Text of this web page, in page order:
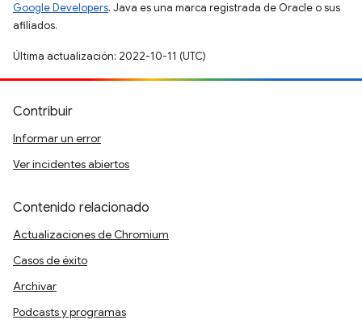
Google Developers. Java es una marca registrada de Oracle o sus
afiliados.
Última actualización: 2022-10-11 (UTC)
Contribuir
Informar un error
Ver incidentes abiertos
Contenido relacionado
Actualizaciones de Chromium
Casos de éxito
Archivar
Podcasts y programas